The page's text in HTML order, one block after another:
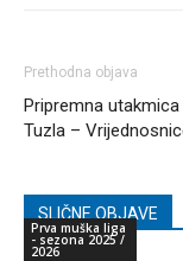
Prethodna objava
Pripremna
Tuzla –
SLIČNE OBJAVE
Prva muška liga
- sezona 2025 /
2026